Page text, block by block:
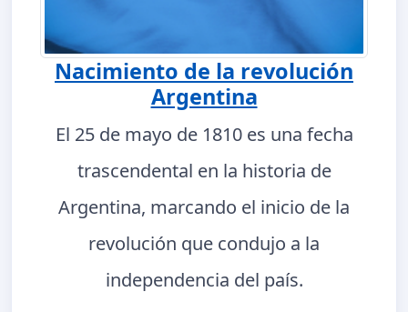
Nacimiento de la revolución
Argentina
El 25 de mayo de 1810 es una fecha
trascendental en la historia de
Argentina, marcando el inicio de la
revolución que condujo a la
independencia del país.